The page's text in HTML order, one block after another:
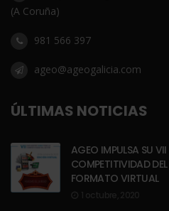
(A Coruña)
981 566 397
ageo@ageogalicia.com
ÚLTIMAS NOTICIAS
AGEO IMPULSA SU
COMPETITIVIDAD
FORMATO VIRTUAL